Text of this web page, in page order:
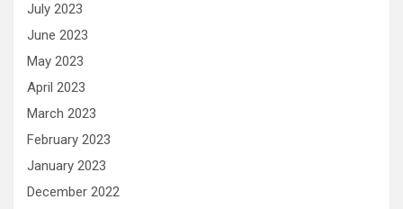
July 2023
June 2023
May 2023
April 2023
March 2023
February 2023
January 2023
December 2022